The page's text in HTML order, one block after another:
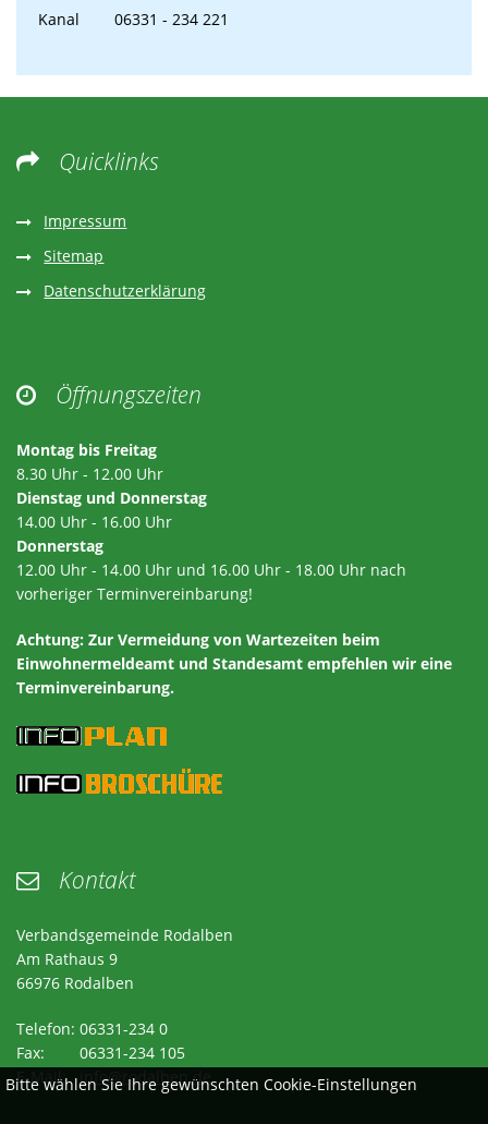
Kanal 06331 - 234 221
 Quicklinks
Impressum
Sitemap
Datenschutzerklärung
 Öffnungszeiten
Montag bis Freitag
8.30 Uhr - 12.00 Uhr
Dienstag und Donnerstag
14.00 Uhr - 16.00 Uhr
Donnerstag
12.00 Uhr - 14.00 Uhr und 16.00 Uhr - 18.00 Uhr nach
vorheriger Terminvereinbarung!
Achtung: Zur Vermeidung von Wartezeiten beim
Einwohnermeldeamt und Standesamt empfehlen wir eine
Terminvereinbarung.
 Kontakt
Verbandsgemeinde Rodalben
Am Rathaus 9
66976 Rodalben
Telefon: 06331-234 0
Fax: 06331-234 105
E-Mail:info@rodalben.de
Bitte wählen Sie Ihre gewünschten Cookie-Einstellungen